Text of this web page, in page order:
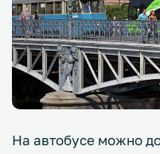
На автобусе можно